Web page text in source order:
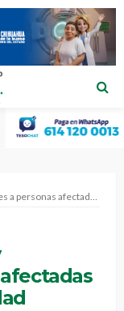
por las lluvias en la ciudad